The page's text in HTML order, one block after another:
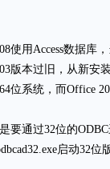
使用Access数据库
版本过旧，从新
位系统，而Office
要通过32位的
启动32